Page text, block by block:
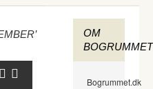
OM
BOGRUMMET
Bogrummet.dk